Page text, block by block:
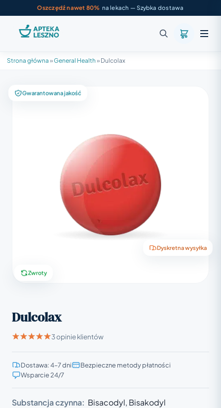
Oszczędź nawet 80% na lekach — Szybka dostawa
Strona główna »General Health » Dulcolax
Gwarantowana jakość
Dyskretna wysyłka
Zwroty
Dulcolax
3 opinie klientów
Dostawa: 4–7 dni
Bezpieczne metody płatności
Wsparcie 24/7
Substancja czynna: Bisacodyl, Bisakodyl